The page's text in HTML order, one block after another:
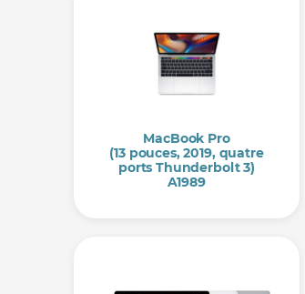
MacBook Pro
(13 pouces, 2019, quatre
ports Thunderbolt 3)
A1989